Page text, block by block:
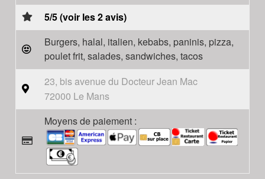
5/5 (voir les 2 avis)
Burgers, halal, italien, kebabs, paninis, pizza,
poulet frit, salades, sandwiches, tacos
23, bis avenue du Docteur Jean Mac
72000 Le Mans
Moyens de paiement :